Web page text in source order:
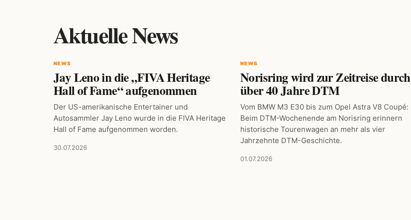
Aktuelle News
NEWS
Jay Leno in die „FIVA Heritage
Hall of Fame“ aufgenommen
Der US-amerikanische Entertainer und
Autosammler Jay Leno wurde in die FIVA Heritage
Hall of Fame aufgenommen worden.
30.07.2026
NEWS
Norisring wird zur Zeitreise durch
über 40 Jahre DTM
Vom BMW M3 E30 bis zum Opel Astra V8 Coupé:
Beim DTM-Wochenende am Norisring erinnern
historische Tourenwagen an mehr als vier
Jahrzehnte DTM-Geschichte.
01.07.2026